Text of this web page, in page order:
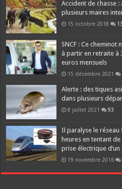
Accident de chasse
plusieurs maires
15 octobre 2018
SNCF : Ce cheminot
à partir en retraite à
euros mensuels
15 décembre 2021
Alerte : des tiques
dans plusieurs
8 juillet 2021 93
Il paralyse le
heures en tentant
prise électrique d’un
19 novembre 2016